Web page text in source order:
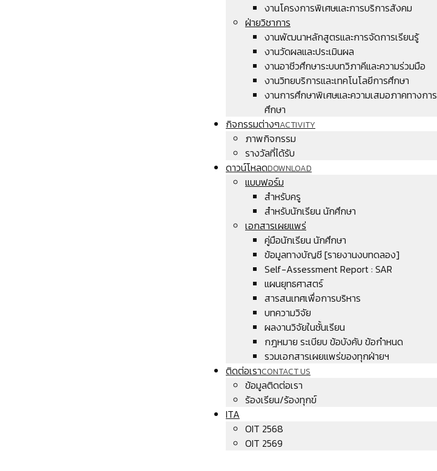
งานโครงการพิเศษและการบริการสังคม
ฝ่ายวิชาการ
งานพัฒนาหลักสูตรและการจัดการเรียนรู้
งานวัดผลและประเมินผล
งานอาชีวศึกษาระบบทวิภาคีและความร่วมมือ
งานวิทยบริการและเทคโนโลยีการศึกษา
งานการศึกษาพิเศษและความเสมอภาคทางการ
ศึกษา
กิจกรรมต่างๆACTIVITY
ภาพกิจกรรม
รางวัลที่ได้รับ
ดาวน์โหลดDOWNLOAD
แบบฟอร์ม
สำหรับครู
สำหรับนักเรียน นักศึกษา
เอกสารเผยแพร่
คู่มือนักเรียน นักศึกษา
ข้อมูลทางบัญชี [รายงานงบทดลอง]
Self-Assessment Report : SAR
แผนยุทธศาสตร์
สารสนเทศเพื่อการบริหาร
บทความวิจัย
ผลงานวิจัยในชั้นเรียน
กฎหมาย ระเบียบ ข้อบังคับ ข้อกำหนด
รวมเอกสารเผยแพร่ของทุกฝ่ายฯ
ติดต่อเราCONTACT US
ข้อมูลติดต่อเรา
ร้องเรียน/ร้องทุกข์
ITA
OIT 2568
OIT 2569